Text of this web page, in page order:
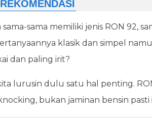
sama memiliki jenis RON 92,
klasik dan simpel
dan paling irit?
lurusin dulu satu hal penting.
bukan jaminan bensin pasti